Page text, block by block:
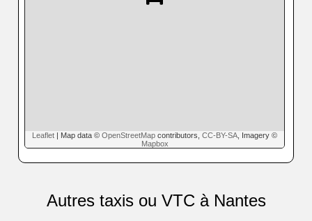
Leaflet | Map data © OpenStreetMap contributors, CC-BY-SA , Imagery ©
Mapbox
Autres taxis ou VTC à Nantes